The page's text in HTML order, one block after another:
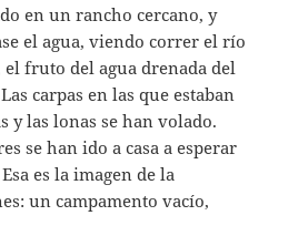
en un rancho cercano, y
el agua, viendo correr el río
el fruto del agua drenada del
carpas en las que estaban
y las lonas se han volado.
se han ido a casa a esperar
es la imagen de la
un campamento vacío,